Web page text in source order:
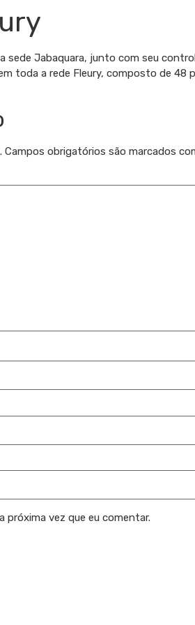
Jabaquara, junto com seu
toda a rede Fleury, composto de
Campos obrigatórios são marcados
próxima vez que eu comentar.